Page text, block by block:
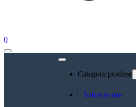
0
Categorii produse
Îmbrăcăminte